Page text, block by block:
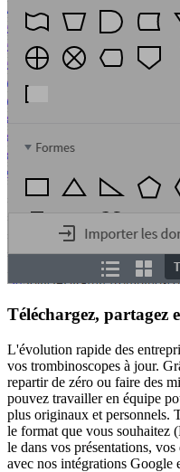
Téléchargez, partagez
L'évolution rapide des
vos trombinoscopes à jour.
repartir de zéro ou faire des
pouvez travailler en équipe
plus originaux et personnels.
le format que vous
le dans vos présentations,
avec nos intégrations